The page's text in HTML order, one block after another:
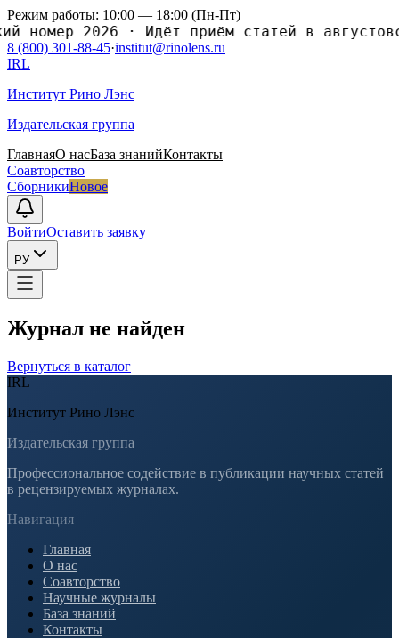
Режим работы: 10:00 — 18:00 (Пн-Пт)
2026·Идёт приём статей в
8 (800) 301-88-45·institut@rinolens.ru
IRL
Институт Рино Лэнс
Издательская группа
ГлавнаяО насБаза знанийКонтакты
Соавторство
СборникиНовое
ВойтиОставить заявку
РУ
Журнал не найден
Вернуться в каталог
IRL
Институт Рино Лэнс
Издательская группа
Профессиональное содействие в публикации научных статей
в рецензируемых журналах.
Навигация
Главная
О нас
Соавторство
Научные журналы
База знаний
Контакты